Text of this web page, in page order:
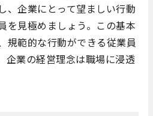
、企業にとって望ましい行動
を見極めましょう。この基本
規範的な行動ができる従業員
企業の経営理念は職場に浸透